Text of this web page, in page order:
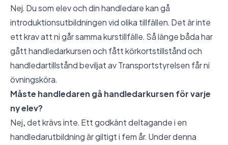
Nej. Du som elev och din handledare kan gå
introduktionsutbildningen vid olika tillfällen. Det är inte
ett krav att ni går samma kurstillfälle. Så länge båda har
gått handledarkursen och fått körkortstillstånd och
handledartillstånd beviljat av Transportstyrelsen får ni
övningsköra.
Måste handledaren gå handledarkursen för varje
ny elev?
Nej, det krävs inte. Ett godkänt deltagande i en
handledarutbildning är giltigt i fem år. Under denna